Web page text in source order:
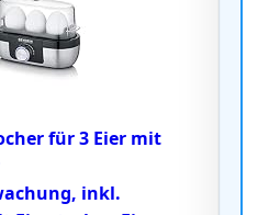
für 3 Eier mit
inkl.